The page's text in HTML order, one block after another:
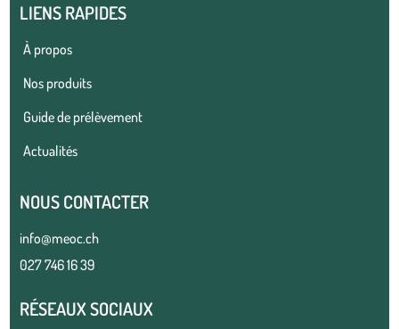
LIENS RAPIDES
À propos
Nos produits
Guide de prélèvement
Actualités
NOUS CONTACTER
info@meoc.ch
027 746 16 39
RÉSEAUX SOCIAUX